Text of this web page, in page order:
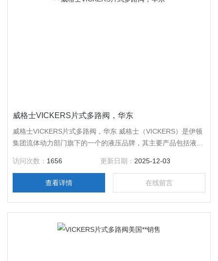
威格士VICKERS片式多路阀，华东
威格士VICKERS片式多路阀，华东 威格士（VICKERS）是伊顿
集团流体动力部门旗下的一个的液压品牌，其主要产品包括液压
括土方机械、农业、建筑、航空、采矿、林业、公共设施和物料
搬运。伊顿是*的多元化工业产品制造商，在的工业领域享有技
工。年销售额为9
访问次数： 1656 更新日期： 2025-12-03
查看详情 在线留言